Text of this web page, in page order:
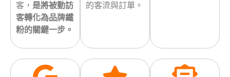
客， 是將被動訪
客轉化為品牌鐵
粉的關鍵一步。
的客流與訂單。